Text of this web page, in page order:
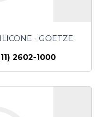
- GOETZE
2602-1000